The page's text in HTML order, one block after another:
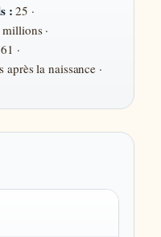
: 25 ·
·
·
la naissance ·